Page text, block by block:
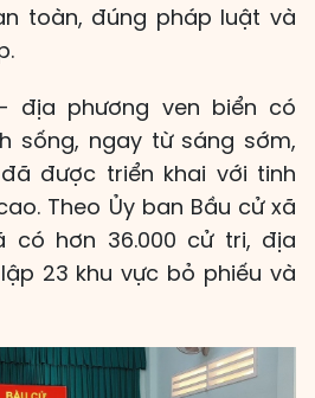
toàn, đúng pháp luật và
địa phương ven biển có
sống, ngay từ sáng sớm,
được triển khai với tinh
Theo Ủy ban Bầu cử xã
có hơn 36.000 cử tri, địa
23 khu vực bỏ phiếu và